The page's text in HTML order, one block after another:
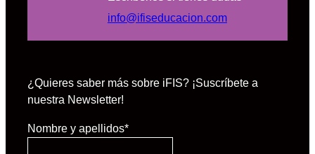
info@ifiseducacion.com
¿Quieres saber más sobre iFIS? ¡Suscríbete a
nuestra Newsletter!
Nombre y apellidos*